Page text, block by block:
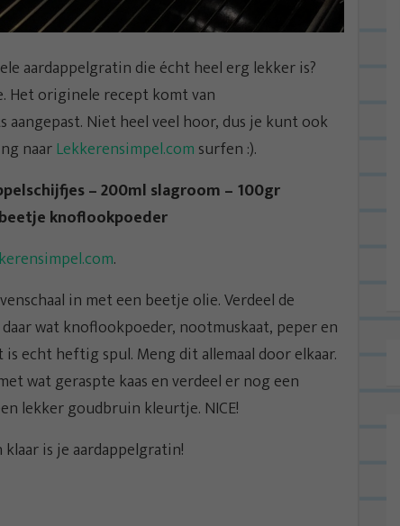
aardappelgratin die écht heel erg lekker is?
Het originele recept komt van
Niet heel veel hoor, dus je kunt ook
naarLekkerensimpel.com surfen :).
– 200ml slagroom – 100gr
knoflookpoeder
.
in met een beetje olie. Verdeel de
wat knoflookpoeder, nootmuskaat, peper en
echt heftig spul. Meng dit allemaal door elkaar.
wat geraspte kaas en verdeel er nog een
lekker goudbruin kleurtje. NICE!
is je aardappelgratin!